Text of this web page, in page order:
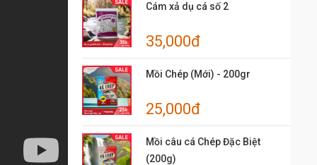
Cám xả dụ cá số 2
35,000đ
Mồi Chép (Mới) - 200gr
25,000đ
Mồi câu cá Chép Đặc Biệt
(200g)